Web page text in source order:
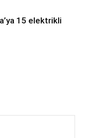
15 elektrikli